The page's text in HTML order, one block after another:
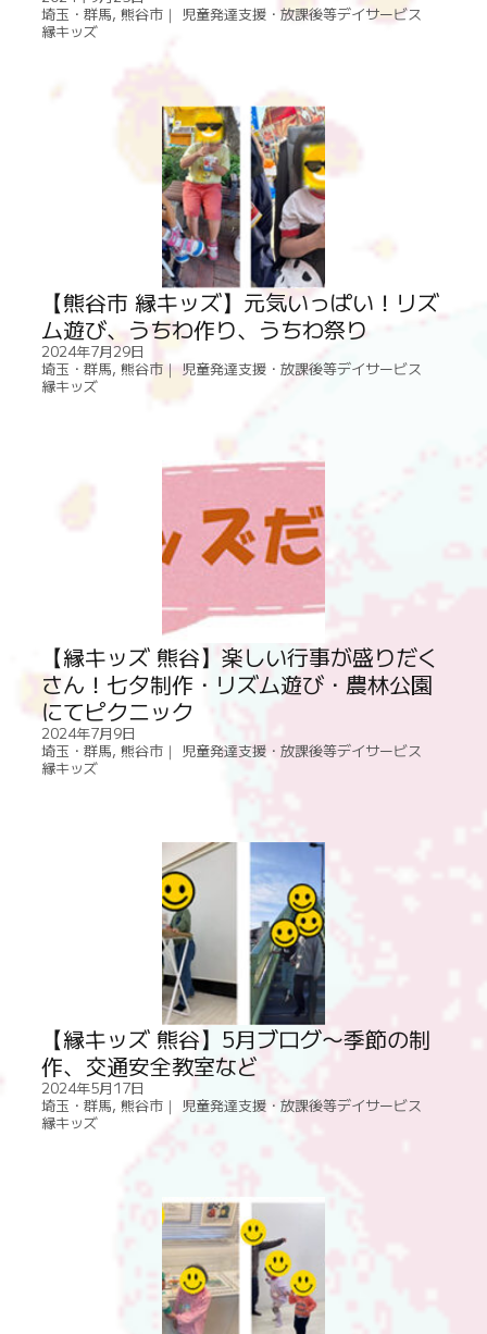
埼玉・群馬, 熊谷市｜ 児童発達支援・放課後等デイサービス
縁キッズ
【熊谷市 縁キッズ】元気いっぱい！リズ
ム遊び、うちわ作り、うちわ祭り
2024年7月29日
埼玉・群馬, 熊谷市｜ 児童発達支援・放課後等デイサービス
縁キッズ
【縁キッズ 熊谷】楽しい行事が盛りだく
さん！七夕制作・リズム遊び・農林公園
にてピクニック
2024年7月9日
埼玉・群馬, 熊谷市｜ 児童発達支援・放課後等デイサービス
縁キッズ
【縁キッズ 熊谷】5月ブログ〜季節の制
作、交通安全教室など
2024年5月17日
埼玉・群馬, 熊谷市｜ 児童発達支援・放課後等デイサービス
縁キッズ